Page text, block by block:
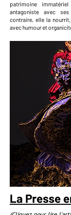
patrimoine
antagoniste avec
contraire, elle la
avec humour et
La Presse